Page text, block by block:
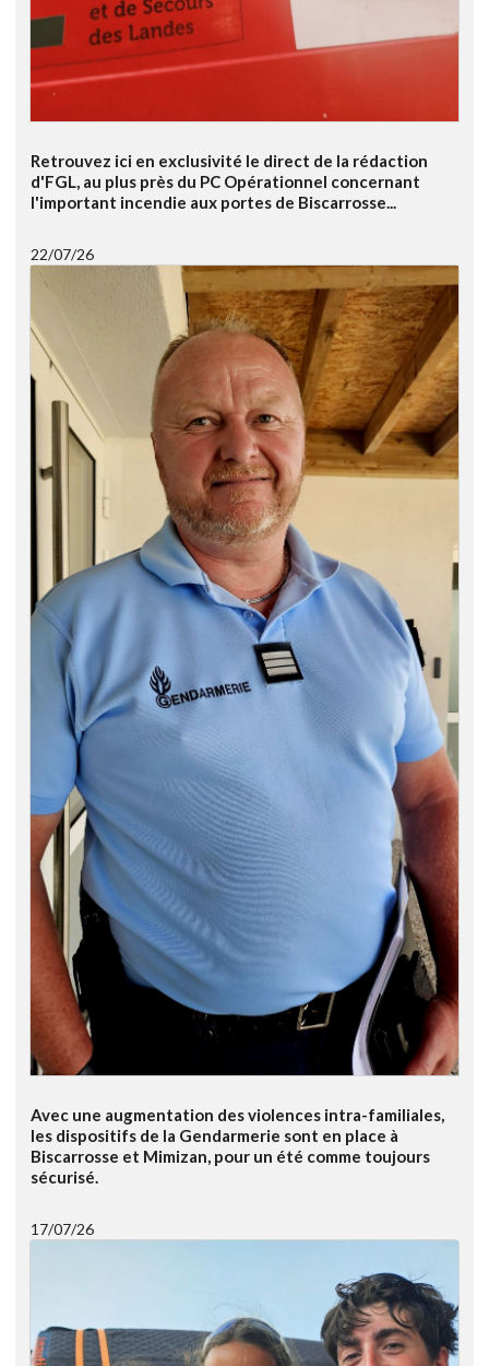
Retrouvez ici en exclusivité le direct de la rédaction
d'FGL, au plus près du PC Opérationnel concernant
l'important incendie aux portes de Biscarrosse...
22/07/26
Avec une augmentation des violences intra-familiales,
les dispositifs de la Gendarmerie sont en place à
Biscarrosse et Mimizan, pour un été comme toujours
sécurisé.
17/07/26